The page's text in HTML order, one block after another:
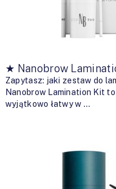
★ Nanobrow
Zapytasz: jaki zestaw do
Nanobrow Lamination Kit
wyjątkowo łatwy w …